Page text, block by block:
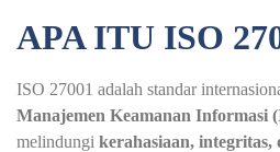
APA ITU ISO
ISO 27001 adalah standar
Manajemen Keamanan Informasi
melindungi kerahasiaan, integritas,